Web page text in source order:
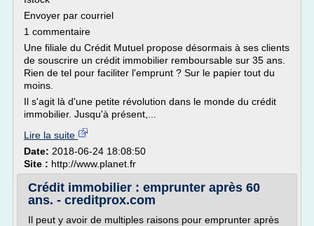
Envoyer par courriel
1 commentaire
Une filiale du Crédit Mutuel propose désormais à ses clients
de souscrire un crédit immobilier remboursable sur 35 ans.
Rien de tel pour faciliter l'emprunt ? Sur le papier tout du
moins.
Il s'agit là d'une petite révolution dans le monde du crédit
immobilier. Jusqu'à présent,...
Lire la suite
Date: 2018-06-24 18:08:50
Site : http://www.planet.fr
Crédit immobilier : emprunter après 60
ans. - creditprox.com
Il peut y avoir de multiples raisons pour emprunter après